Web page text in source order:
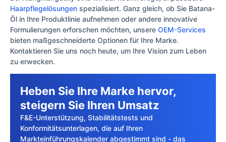
Haarpflegelösungen spezialisiert. Ganz gleich, ob Sie Batana-
Öl in Ihre Produktlinie aufnehmen oder andere innovative
Formulierungen erforschen möchten, unsere OEM-Services
bieten maßgeschneiderte Optionen für Ihre Marke.
Kontaktieren Sie uns noch heute, um Ihre Vision zum Leben
zu erwecken.
Heben Sie Ihre Marke hervor,
steigern Sie Ihren Umsatz
F&E-Unterstützung, Stabilitätstests und
Konformitätsunterlagen, die auf Ihren
Markteinführungskalender abgestimmt sind - das